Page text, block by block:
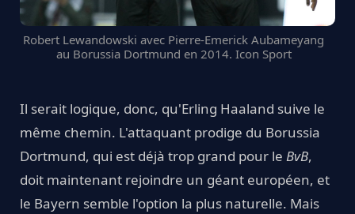
Robert Lewandowski avec Pierre-Emerick Aubameyang
au Borussia Dortmund en 2014. Icon Sport
Il serait logique, donc, qu'Erling Haaland suive le
même chemin. L'attaquant prodige du Borussia
Dortmund, qui est déjà trop grand pour le BvB,
doit maintenant rejoindre un géant européen, et
le Bayern semble l'option la plus naturelle. Mais